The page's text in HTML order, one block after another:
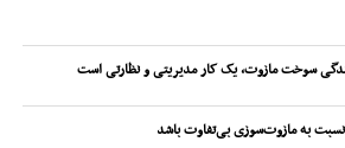
سوخت مازوت، یک کار مدیریتی و نظارتی است
نسبت به مازوت‌سوزی بی‌تفاوت باشد